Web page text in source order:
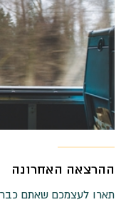
ההרצאה האחרונה
תארו לעצמכם שאתם כבר